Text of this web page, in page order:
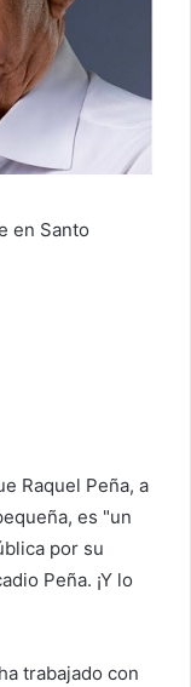
en Santo
Raquel Peña, a
es "un
por su
Peña. ¡Y lo
trabajado con